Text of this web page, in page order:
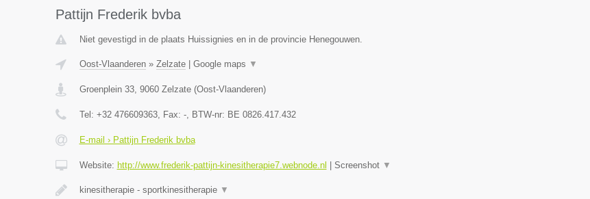
Pattijn Frederik bvba
Niet gevestigd in de plaats Huissignies en in de provincie Henegouwen.
Oost-Vlaanderen» Zelzate| Google maps ▼
Groenplein 33, 9060 Zelzate(Oost-Vlaanderen)
Tel: +32 476609363, Fax: -, BTW-nr: BE 0826.417.432
E-mail › Pattijn Frederik bvba
Website: http://www.frederik-pattijn-kinesitherapie7.webnode.nl Screenshot ▼
kinesitherapie - sportkinesitherapie ▼